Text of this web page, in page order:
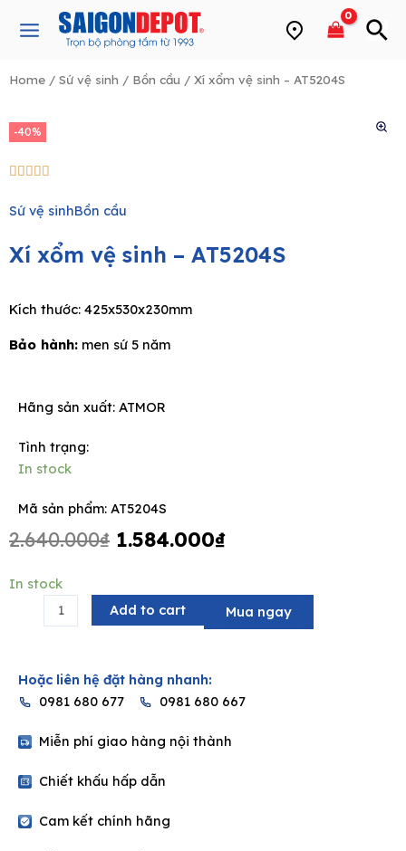
Main
Home / Sứ vệ sinh / Bồn cầu / Xí xổm vệ sinh – AT5204S
-40%
    
Sứ vệ sinhBồn cầu
Xí xổm vệ sinh – AT5204S
Kích thước: 425x530x230mm
Bảo hành: men sứ 5 năm
Hãng sản xuất: ATMOR
Tình trạng:
In stock
Mã sản phẩm: AT5204S
2.640.000₫ Original
2.640.000₫.
1.584.000₫Current
1.584.000₫.
In stock
Xí
AT5204S
quantity
Add to cart Mua ngay
Hoặc liên hệ đặt hàng nhanh:
0981 680 677
0981 680 667
Miễn phí giao hàng nội thành
Chiết khấu hấp dẫn
Cam kết chính hãng